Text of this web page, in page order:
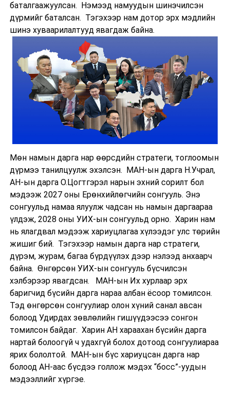
баталгаажуулсан. Нэмээд намуудын шинэчилсэн
дүрмийг баталсан. Тэгэхээр нам дотор эрх мэдлийн
шинэ хуваарилалтууд явагдаж байна.
Мөн намын дарга нар өөрсдийн стратеги, тоглоомын
дүрмээ танилцуулж эхэлсэн. МАН-ын дарга Н.Учрал,
АН-ын дарга О.Цогтгэрэл нарын эхний сорилт бол
мэдээж 2027 оны Ерөнхийлөгчийн сонгууль. Энэ
сонгуульд намаа ялуулж чадсан нь намын даргаараа
үлдэж, 2028 оны УИХ-ын сонгуульд орно. Харин нам
нь ялагдвал мэдээж хариуцлагаа хүлээдэг улс төрийн
жишиг бий. Тэгэхээр намын дарга нар стратеги,
дүрэм, журам, багаа бүрдүүлэх дээр нэлээд анхаарч
байна. Өнгөрсөн УИХ-ын сонгууль бүсчилсэн
хэлбэрээр явагдсан. МАН-ын Их хурлаар эрх
баригчид бүсийн дарга нараа албан ёсоор томилсон.
Тэд өнгөрсөн сонгуулиар олон хүний санал авсан
болоод Удирдах зөвлөлийн гишүүдээсээ сонгон
томилсон байдаг. Харин АН хараахан бүсийн дарга
нартай болоогүй ч удахгүй болох дотоод сонгуулиараа
ярих бололтой. МАН-ын бүс хариуцсан дарга нар
болоод АН-аас бүсдээ голлож мэдэх “босс”-уудын
мэдээллийг хүргэе.